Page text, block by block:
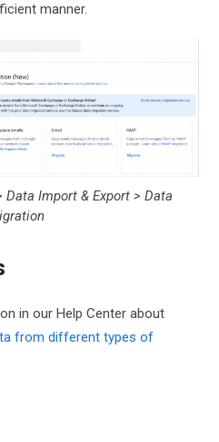
manner.
Import & Export > Data
in our Help Center about
from different types of